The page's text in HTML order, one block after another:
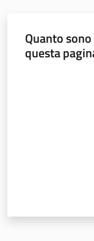
ricerca
Quanto
questa